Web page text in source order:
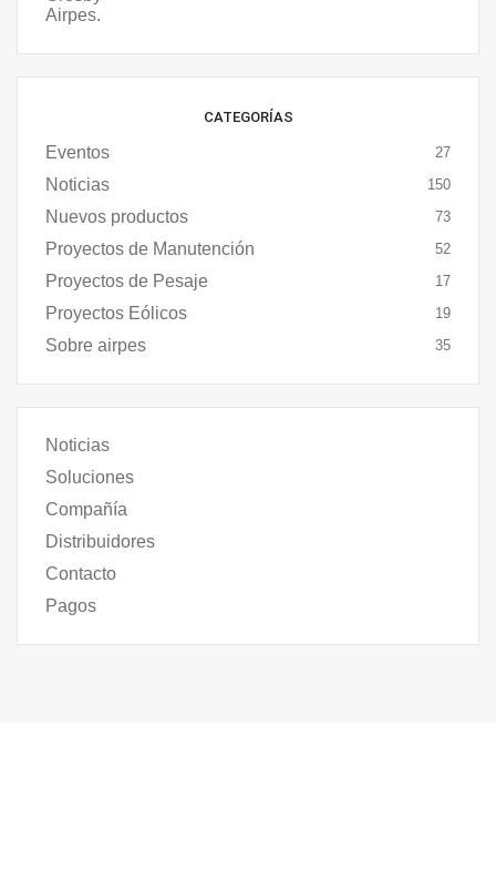
CATEGORÍAS
Eventos 27
Noticias 150
Nuevos productos 73
Proyectos de Manutención 52
Proyectos de Pesaje 17
Proyectos Eólicos 19
Sobre airpes 35
Noticias
Soluciones
Compañía
Distribuidores
Contacto
Pagos